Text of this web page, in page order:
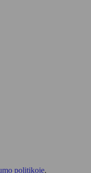
politikoje.